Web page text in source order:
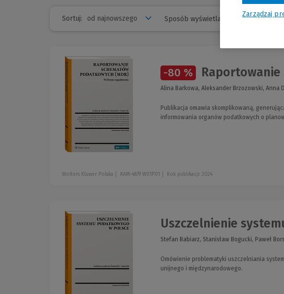
Sortuj: Sposób wyświetlania
-80 % Raportowanie
Alina Barkowa, Aleksander Brzozowski, Anna
Publikacja omawia skomplikowaną,
informowania organów podatkowych o
Wolters Kluwer Polska KAM-4879 W01P01 Rok publikacji: 2024
Uszczelnienie
Stefan Babiarz, Stanisław Bogucki, Paweł
Omówienie problematyki uszczelniania
unijnego i międzynarodowego.
Zarządzaj